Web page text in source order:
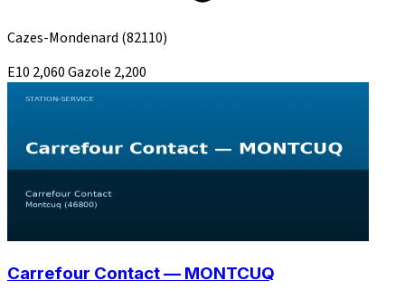
Cazes-Mondenard (82110)
E10 2,060Gazole 2,200
Carrefour Contact — MONTCUQ